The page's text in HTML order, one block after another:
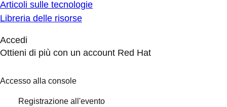
Articoli sulle tecnologie
Libreria delle risorse
Accedi
Ottieni di più con un account Red Hat
Accesso alla console
Registrazione all'evento